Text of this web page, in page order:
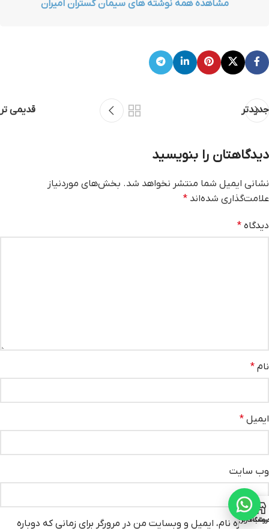
مشاهده همه نوشته های سیمان گستران امیران
جدیدتر قدیمی تر
دیدگاهتان را بنویسید
نشانی ایمیل شما منتشر نخواهد شد. بخش‌های موردنیاز
علامت‌گذاری شده‌اند *
دیدگاه *
نام *
ایمیل *
وب‌ سایت
ذخیره نام، ایمیل و وبسایت من در مرورگر برای زمانی که دوباره
کاربری من